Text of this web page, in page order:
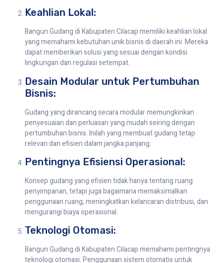
Keahlian Lokal:
Bangun Gudang di Kabupaten Cilacap memiliki keahlian lokal
yang memahami kebutuhan unik bisnis di daerah ini. Mereka
dapat memberikan solusi yang sesuai dengan kondisi
lingkungan dan regulasi setempat.
Desain Modular untuk Pertumbuhan
Bisnis:
Gudang yang dirancang secara modular memungkinkan
penyesuaian dan perluasan yang mudah seiring dengan
pertumbuhan bisnis. Inilah yang membuat gudang tetap
relevan dan efisien dalam jangka panjang.
Pentingnya Efisiensi Operasional:
Konsep gudang yang efisien tidak hanya tentang ruang
penyimpanan, tetapi juga bagaimana memaksimalkan
penggunaan ruang, meningkatkan kelancaran distribusi, dan
mengurangi biaya operasional.
Teknologi Otomasi:
Bangun Gudang di Kabupaten Cilacap memahami pentingnya
teknologi otomasi. Penggunaan sistem otomatis untuk